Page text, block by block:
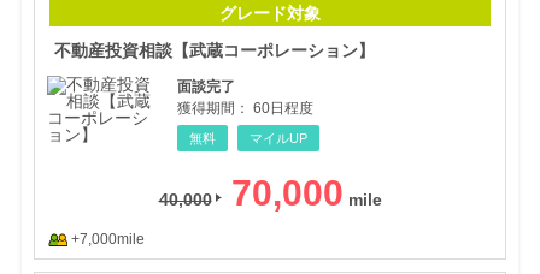
グレード対象
不動産投資相談【武蔵コーポレーション】
面談完了
獲得期間： 60日程度
無料 マイルUP
40,000 70,000
+7,000mile